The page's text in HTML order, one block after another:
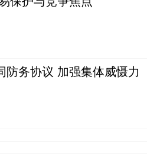
防务协议 加强集体威慑力